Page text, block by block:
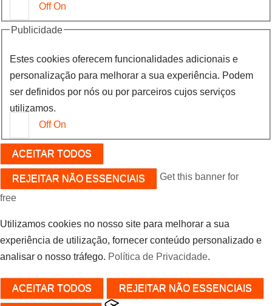
Off On
Publicidade
Estes cookies oferecem funcionalidades adicionais e
personalização para melhorar a sua experiência. Podem
ser definidos por nós ou por parceiros cujos serviços
utilizamos.
Off On
ACEITAR TODOS
REJEITAR NÃO ESSENCIAIS Get this banner for
free
Utilizamos cookies no nosso site para melhorar a sua
experiência de utilização, fornecer conteúdo personalizado e
analisar o nosso tráfego. Política de Privacidade.
ACEITAR TODOS REJEITAR NÃO ESSENCIAIS